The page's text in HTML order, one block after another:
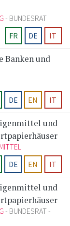
BUNDESRAT
FR
DE IT
Banken und
DE EN IT
und
DE EN IT
und
BUNDESRAT